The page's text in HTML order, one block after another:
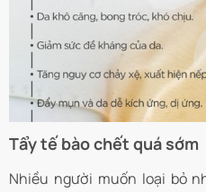
Tẩy tế bào chết quá sớm
Nhiều người muốn loại bỏ